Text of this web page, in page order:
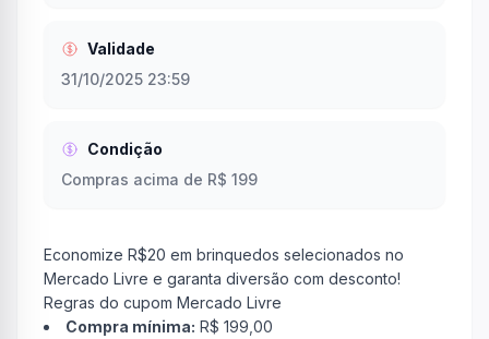
Validade
31/10/2025 23:59
Condição
Compras acima de R$ 199
Economize R$20 em brinquedos selecionados no
Mercado Livre e garanta diversão com desconto!
Regras do cupom Mercado Livre
Compra mínima: R$ 199,00